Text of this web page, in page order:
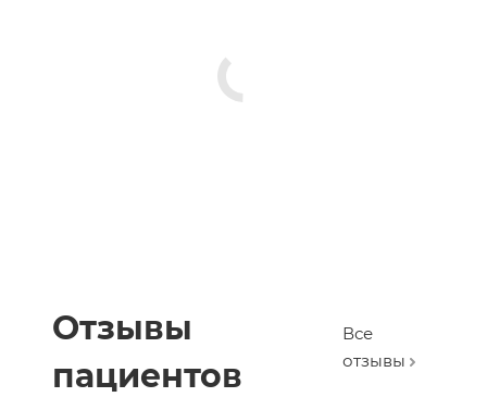
Отзывы
пациентов
Все
отзывы